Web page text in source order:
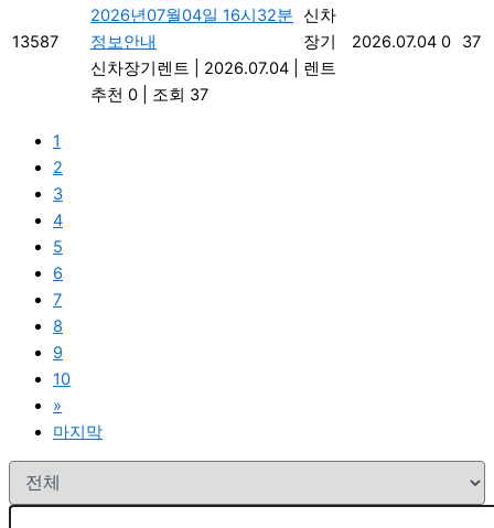
13587
2026년07월04일 16시32분
정보안내
신차장기렌트
2026.07.04
추천 0
조회 37
신차
장기
렌트
2026.07.04 0 37
1
2
3
4
5
6
7
8
9
10
»
마지막